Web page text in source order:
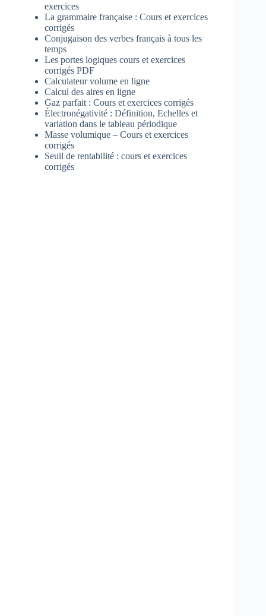
exercices
La grammaire française : Cours et exercices
corrigés
Conjugaison des verbes français à tous les
temps
Les portes logiques cours et exercices
corrigés PDF
Calculateur volume en ligne
Calcul des aires en ligne
Gaz parfait : Cours et exercices corrigés
Électronégativité : Définition, Echelles et
variation dans le tableau périodique
Masse volumique – Cours et exercices
corrigés
Seuil de rentabilité : cours et exercices
corrigés